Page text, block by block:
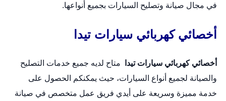
في مجال صيانة وتصليح السيارات بجميع أنواعها.
أخصائي كهربائي سيارات تيدا
أخصائي كهربائي سيارات تيدا
متاح لديه جميع خدمات التصليح
والصيانة لجميع أنواع السيارات، حيث يمكنكم الحصول على
خدمة مميزة وسريعة على أيدي فريق عمل متخصص في صيانة